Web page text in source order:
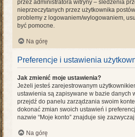
przez administratora witryny – śledzenia
nieprzeczytanych przez użytkownika
problemy z logowaniem/wylogowaniem,
być pomocne.
Na górę
Preferencje i ustawienia
Jak zmienić moje ustawienia?
Jeżeli jesteś zarejestrowanym
ustawienia są zapisywane w bazie danych
przejdź do panelu zarządzania swoim
dokonać zmian swoich ustawień i
nazwie “Moje konto” znajduje się
Na górę